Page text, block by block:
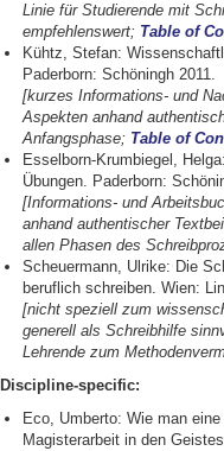
Linie für Studierende mit
empfehlenswert; Table of
Kühtz, Stefan:
Paderborn: Schöningh 2011.
[kurzes Informations- und
Aspekten anhand
Anfangsphase; Table of
Esselborn-Krumbiegel,
Übungen. Paderborn:
[Informations- und
anhand authentischer
allen Phasen des
Scheuermann, Ulrike: Die
beruflich schreiben. Wien:
[nicht speziell zum
generell als Schreibhilfe
Lehrende zum
Discipline-specific:
Eco, Umberto: Wie man
Magisterarbeit in den